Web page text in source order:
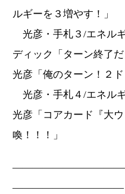
ルギーを３増やす！」
光彦・手札３/エネル
ディック「ターン終了だ
光彦「俺のターン！２
光彦・手札４/エネル
光彦「コアカード『大
喚！！！」
―――――――――――